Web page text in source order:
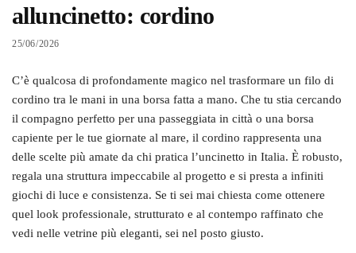
alluncinetto: cordino
25/06/2026
C’è qualcosa di profondamente magico nel trasformare un filo di
cordino tra le mani in una borsa fatta a mano. Che tu stia cercando
il compagno perfetto per una passeggiata in città o una borsa
capiente per le tue giornate al mare, il cordino rappresenta una
delle scelte più amate da chi pratica l’uncinetto in Italia. È robusto,
regala una struttura impeccabile al progetto e si presta a infiniti
giochi di luce e consistenza. Se ti sei mai chiesta come ottenere
quel look professionale, strutturato e al contempo raffinato che
vedi nelle vetrine più eleganti, sei nel posto giusto.